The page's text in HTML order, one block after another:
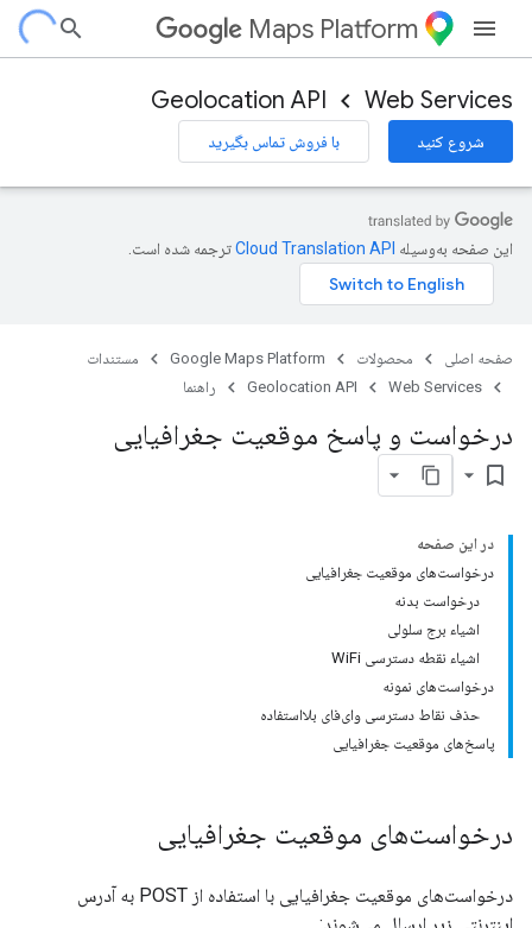
Maps Platform
Web Services
Geolocation API
شروع کنید با فروش تماس بگیرید
این صفحه به‌وسیله ترجمه شده است.
صفحه اصلی محصولات Google Maps Platform
مستندات
Web Services
Geolocation API راهنما
درخواست و پاسخ موقعیت جغرافیایی
bookmark_border
در این صفحه
درخواست‌های موقعیت جغرافیایی
درخواست بدنه
اشیاء برج سلولی
اشیاء نقطه دسترسی WiFi
درخواست‌های نمونه
حذف نقاط دسترسی وای‌فای بلااستفاده
پاسخ‌های موقعیت جغرافیایی
درخواست‌های موقعیت جغرافیایی
درخواست‌های موقعیت جغرافیایی با استفاده از POST به آدرس